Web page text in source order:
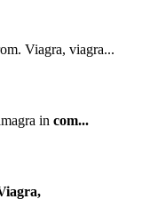
Viagra, viagra...
in com...